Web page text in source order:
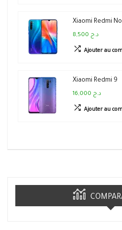
Xiaomi Redmi
8,500 د.ج
Ajouter au
Xiaomi Redmi 9
16,000 د.ج
Ajouter au